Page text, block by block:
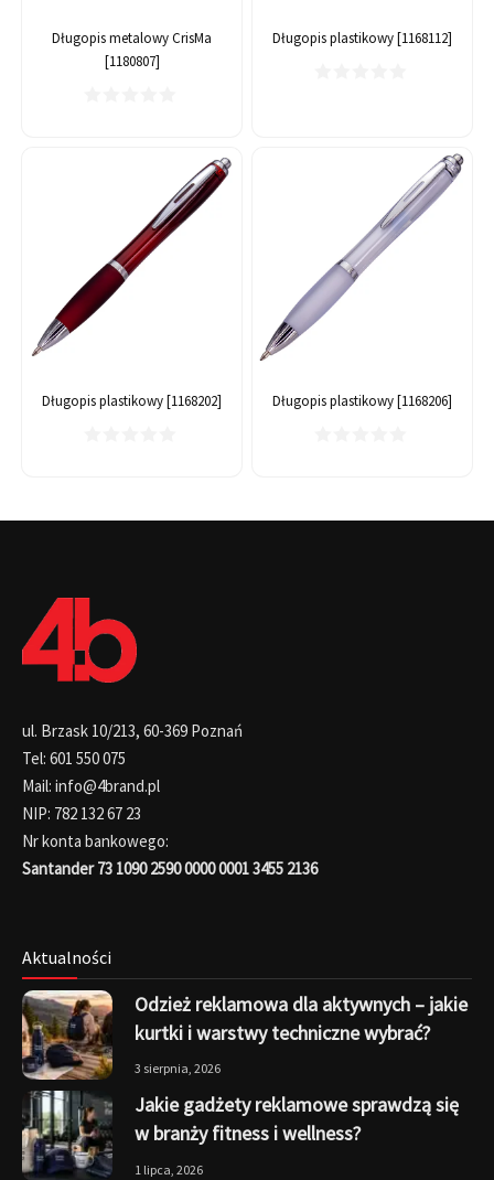
Długopis metalowy CrisMa
[1180807]
Długopis plastikowy [1168112]
Długopis plastikowy [1168202] Długopis plastikowy [1168206]
ul. Brzask 10/213, 60-369 Poznań
Tel: 601 550 075
Mail: info@4brand.pl
NIP: 782 132 67 23
Nr konta bankowego:
Santander 73 1090 2590 0000 0001 3455 2136
Aktualności
Odzież reklamowa dla aktywnych – jakie
kurtki i warstwy techniczne wybrać?
3 sierpnia, 2026
Jakie gadżety reklamowe sprawdzą się
w branży fitness i wellness?
1 lipca, 2026